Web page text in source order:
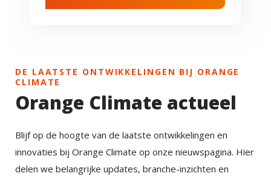
DE LAATSTE ONTWIKKELINGEN BIJ ORANGE
CLIMATE
Orange Climate actueel
Blijf op de hoogte van de laatste ontwikkelingen en
innovaties bij Orange Climate op onze nieuwspagina. Hier
delen we belangrijke updates, branche-inzichten en